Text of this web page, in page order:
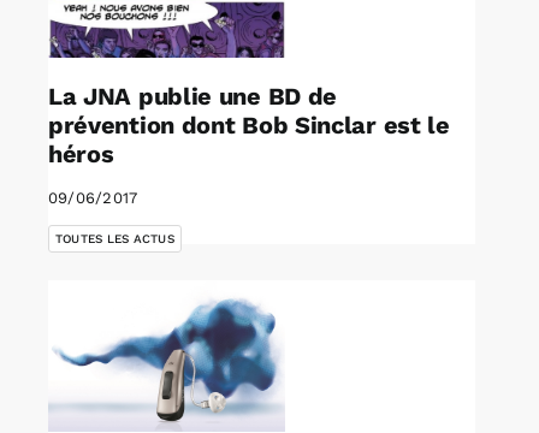
La JNA publie une BD de
prévention dont Bob Sinclar est le
héros
09/06/2017
TOUTES LES ACTUS